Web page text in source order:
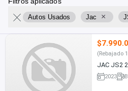
Autos Usados Jac ×
(Rebajado
JAC JS2
2023